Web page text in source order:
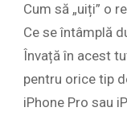
Cum să „uiți” o
Ce se întâmplă
Învață în acest
pentru orice tip
iPhone Pro sau